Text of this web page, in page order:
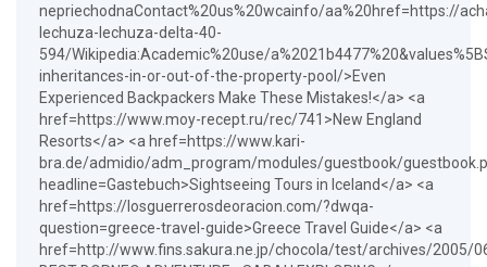
nepriechodnaContact%20us%20wcainfo/aa%20href=https://
lechuza-lechuza-delta-40-
594/Wikipedia:Academic%20use/
inheritances-in-or-out-of-the-property-pool/>Even
Experienced Backpackers Make These Mistakes!</a> <a
href=https://www.moy-recept.ru/rec/741>New England
Resorts</a> <a href=https://www.kari-
bra.de/admidio/adm_program/modules/guestbook/
headline=Gastebuch>Sightseeing Tours in Iceland</a> <a
href=https://losguerrerosdeoracion.com/?dwqa-
question=greece-travel-guide>Greece Travel Guide</a> <a
href=http://www.fins.sakura.ne.jp/chocola/test/archives/2005/